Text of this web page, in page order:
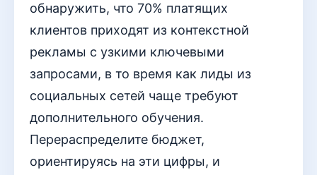
обнаружить, что 70% платящих
клиентов приходят из контекстной
рекламы с узкими ключевыми
запросами, в то время как лиды из
социальных сетей чаще требуют
дополнительного обучения.
Перераспределите бюджет,
ориентируясь на эти цифры, и